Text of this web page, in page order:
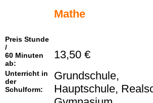
Mathe
Preis Stunde
/
60 Minuten
ab:
13,50 €
Unterricht in
der
Schulform:
Grundschule,
Hauptschule,